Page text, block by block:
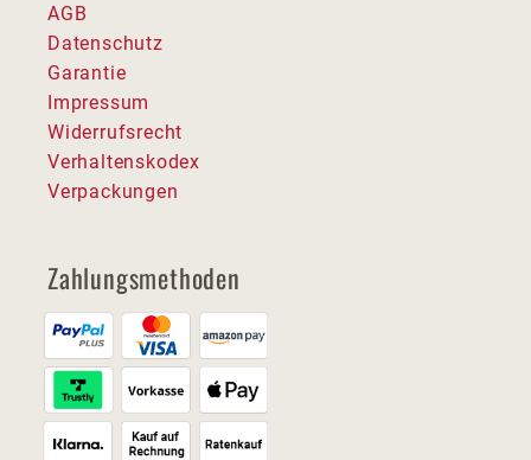
AGB
Datenschutz
Garantie
Impressum
Widerrufsrecht
Verhaltenskodex
Verpackungen
Zahlungsmethoden